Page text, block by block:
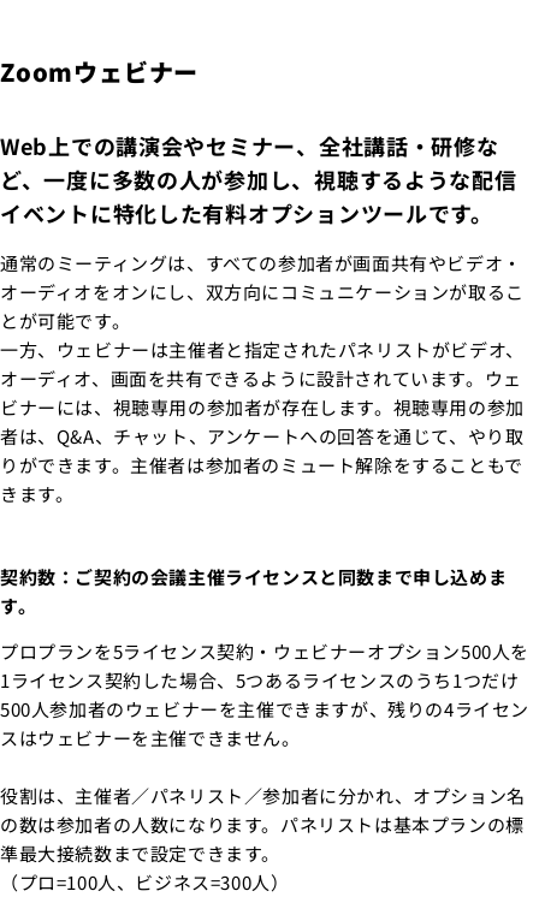
Zoomウェビナー
Web上での講演会やセミナー、全社講話・研修な
ど、一度に多数の人が参加し、視聴するような配信
イベントに特化した有料オプションツールです。
通常のミーティングは、すべての参加者が画面共有やビデオ・
オーディオをオンにし、双方向にコミュニケーションが取るこ
とが可能です。
一方、ウェビナーは主催者と指定されたパネリストがビデオ、
オーディオ、画面を共有できるように設計されています。ウェ
ビナーには、視聴専用の参加者が存在します。視聴専用の参加
者は、Q&A、チャット、アンケートへの回答を通じて、やり取
りができます。主催者は参加者のミュート解除をすることもで
きます。
契約数：ご契約の会議主催ライセンスと同数まで申し込めま
す。
プロプランを5ライセンス契約・ウェビナーオプション500人を
1ライセンス契約した場合、5つあるライセンスのうち1つだけ
500人参加者のウェビナーを主催できますが、残りの4ライセン
スはウェビナーを主催できません。
役割は、主催者／パネリスト／参加者に分かれ、オプション名
の数は参加者の人数になります。パネリストは基本プランの標
準最大接続数まで設定できます。
（プロ=100人、ビジネス=300人）